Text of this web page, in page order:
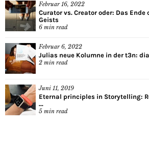
Februar 16, 2022
Curator vs. Creator oder: Das
Geists
6 min read
Februar 6, 2022
Julias neue Kolumne in der t3n:
2 min read
Juni 11, 2019
Eternal principles in Storytelling:
...
5 min read